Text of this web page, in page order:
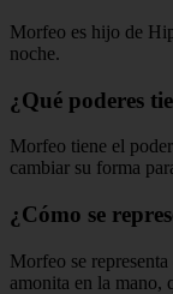
Morfeo es hijo de
noche.
¿Qué poderes
Morfeo tiene el
cambiar su forma
¿Cómo se
Morfeo se
amonita en la mano,